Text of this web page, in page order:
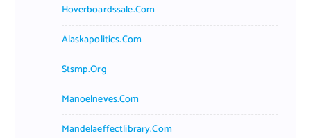
Hoverboardssale.com
Alaskapolitics.com
Stsmp.org
Manoelneves.com
Mandelaeffectlibrary.com